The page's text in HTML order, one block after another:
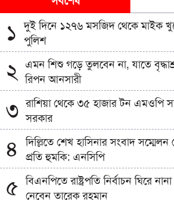
১ দুই দিনে ১২৭৬ মসজিদ থেকে মাইক
পুলিশ
২
এমন শিশু গড়ে তুলবেন না, যাতে
রিপন আনসারী
৩ রাশিয়া থেকে ৩৫ হাজার টন এমওপি
সরকার
৪
দিল্লিতে শেখ হাসিনার সংবাদ সম্মেলন
প্রতি হুমকি: এনসিপি
৫ বিএনপিতে রাষ্ট্রপতি নির্বাচন ঘিরে
নেবেন তারেক রহমান